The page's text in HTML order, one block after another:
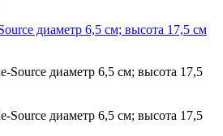
диаметр 6,5 см; высота 17,5 см